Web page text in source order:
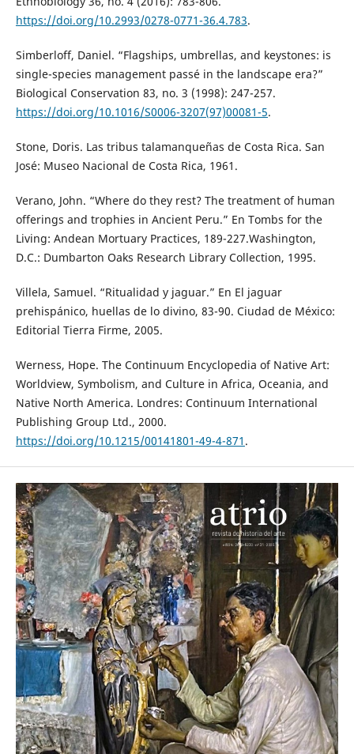
https://doi.org/10.2993/0278-0771-36.4.783.
Simberloff, Daniel. “Flagships, umbrellas, and keystones: is
single-species management passé in the landscape era?”
Biological Conservation 83, no. 3 (1998): 247-257.
https://doi.org/10.1016/S0006-3207(97)00081-5.
Stone, Doris. Las tribus talamanqueñas de Costa Rica. San
José: Museo Nacional de Costa Rica, 1961.
Verano, John. “Where do they rest? The treatment of human
offerings and trophies in Ancient Peru.” En Tombs for the
Living: Andean Mortuary Practices, 189-227.Washington,
D.C.: Dumbarton Oaks Research Library Collection, 1995.
Villela, Samuel. “Ritualidad y jaguar.” En El jaguar
prehispánico, huellas de lo divino, 83-90. Ciudad de México:
Editorial Tierra Firme, 2005.
Werness, Hope. The Continuum Encyclopedia of Native Art:
Worldview, Symbolism, and Culture in Africa, Oceania, and
Native North America. Londres: Continuum International
Publishing Group Ltd., 2000.
https://doi.org/10.1215/00141801-49-4-871 .